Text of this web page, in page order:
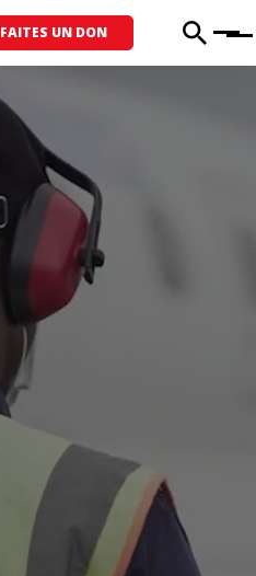
FAITES UN DON Menu